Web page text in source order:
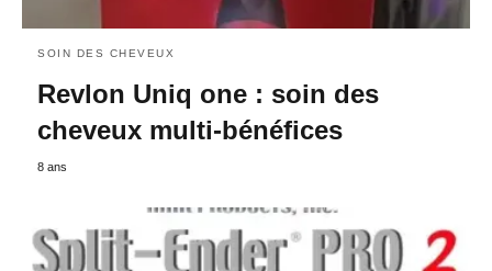
SOIN DES CHEVEUX
Revlon Uniq one : soin des
cheveux multi-bénéfices
8 ans